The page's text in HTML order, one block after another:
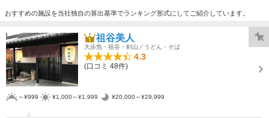
おすすめの施設を当社独自の算出基準でランキング形式にしてご紹介しています。
祖谷美人
大歩危・祖谷・剣山／うどん・そば
4.3
(口コミ 48件)
～¥999 ¥1,000～¥1,999 ¥20,000～¥29,999